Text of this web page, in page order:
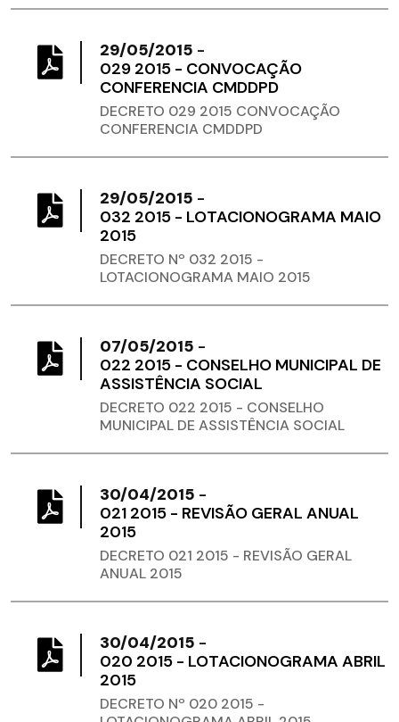
29/05/2015 -
029 2015 - CONVOCAÇÃO
CONFERENCIA CMDDPD
DECRETO 029 2015 CONVOCAÇÃO
CONFERENCIA CMDDPD
29/05/2015 -
032 2015 - LOTACIONOGRAMA MAIO
2015
DECRETO Nº 032 2015 -
LOTACIONOGRAMA MAIO 2015
07/05/2015 -
022 2015 - CONSELHO MUNICIPAL DE
ASSISTÊNCIA SOCIAL
DECRETO 022 2015 - CONSELHO
MUNICIPAL DE ASSISTÊNCIA SOCIAL
30/04/2015 -
021 2015 - REVISÃO GERAL ANUAL
2015
DECRETO 021 2015 - REVISÃO GERAL
ANUAL 2015
30/04/2015 -
020 2015 - LOTACIONOGRAMA ABRIL
2015
DECRETO Nº 020 2015 -